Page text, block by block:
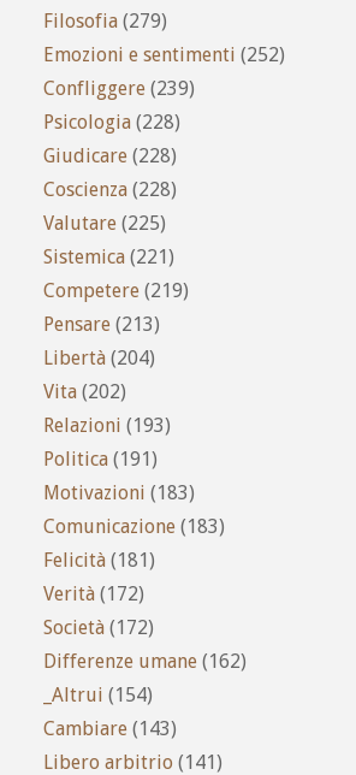
Filosofia (279)
Emozioni e sentimenti (252)
Confliggere (239)
Psicologia (228)
Giudicare (228)
Coscienza (228)
Valutare (225)
Sistemica (221)
Competere (219)
Pensare (213)
Libertà (204)
Vita (202)
Relazioni (193)
Politica (191)
Motivazioni (183)
Comunicazione (183)
Felicità (181)
Verità (172)
Società (172)
Differenze umane (162)
_Altrui (154)
Cambiare (143)
Libero arbitrio (141)